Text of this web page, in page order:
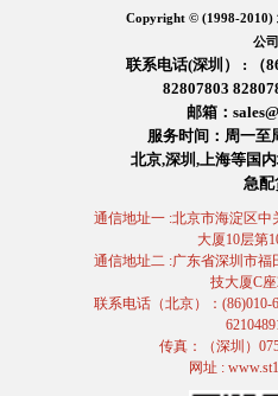
Copyright © (1998-2010)
公司
联系电话(深圳） : （
82807803
邮箱：
服务时间：周一至
北京,深圳,上海等国
急配
通信地址一 :北京市海淀区中
大厦10层第
通信地址二 :广东省深圳市
技大厦C座
联系电话（北京）：(86)010-
传真：（深圳）
网址 :